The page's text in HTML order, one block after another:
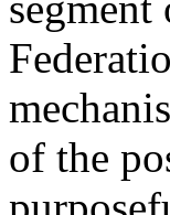
of the